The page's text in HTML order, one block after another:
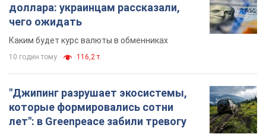
доллара: украинцам рассказали,
чего ожидать
Каким будет курс валюты в обменниках
10 годин тому 116,2 т.
"Джипинг разрушает экосистемы,
которые формировались сотни
лет": в Greenpeace забили тревогу